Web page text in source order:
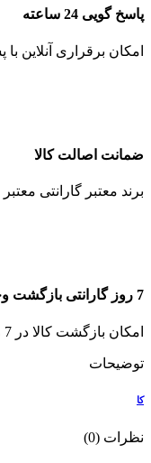
پاسخ گویی 24 ساعته
امکان برقراری آنلاین با
ضمانت اصالت کالا
برند معتبر گارانتی معتبر
7 روز گارانتی بازگشت وجه
امکان بازگشت کالا در 7 روز
توضیحات
کا
نظرات (0)